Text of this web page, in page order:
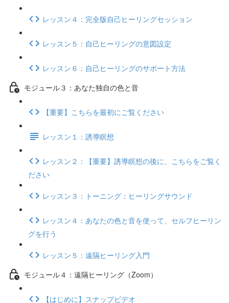
レッスン４：完全版自己ヒーリングセッション
レッスン５：自己ヒーリングの意図設定
レッスン６：自己ヒーリングのサポート方法
モジュール３：あなた独自の色と音
【重要】こちらを最初にご覧ください
レッスン１：誘導瞑想
レッスン２：【重要】誘導瞑想の後に、こちらをご覧く
ださい
レッスン３：トーニング：ヒーリングサウンド
レッスン４：あなたの色と音を使って、セルフヒーリン
グを行う
レッスン５：遠隔ヒーリング入門
モジュール４：遠隔ヒーリング（Zoom）
【はじめに】スナップビデオ